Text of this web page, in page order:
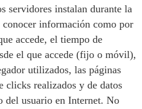
servidores instalan durante la
información como por
accede, el tiempo de
el que accede (fijo o móvil),
utilizados, las páginas
clicks realizados y de datos
del usuario en Internet. No